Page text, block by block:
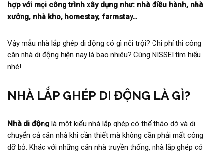
hợp với mọi công trình xây dựng như: nhà điều hành, nhà
xưởng, nhà kho, homestay, farmstay…
Vậy mẫu nhà lắp ghép di động có gì nổi trội? Chi phí thi công
căn nhà di động hiện nay là bao nhiêu? Cùng NISSEI tìm hiểu
nhé!
NHÀ LẮP GHÉP DI ĐỘNG LÀ GÌ?
Nhà di động là một kiểu nhà lắp ghép có thể tháo dỡ và di
chuyển cả căn nhà khi cần thiết mà không cần phải mất công
dỡ bỏ. Khác với những căn nhà truyền thống, nhà lắp ghép có